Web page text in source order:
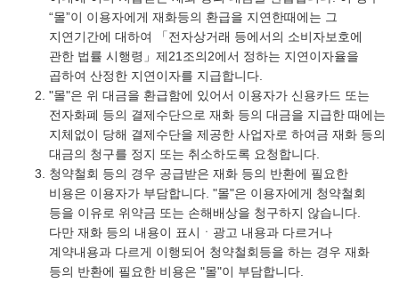
“몰”이 이용자에게 재화등의 환급을 지연한때에는 그
지연기간에 대하여 「전자상거래 등에서의 소비자보호에
관한 법률 시행령」제21조의2에서 정하는 지연이자율을
곱하여 산정한 지연이자를 지급합니다.
"몰"은 위 대금을 환급함에 있어서 이용자가 신용카드 또는
전자화폐 등의 결제수단으로 재화 등의 대금을 지급한 때에는
지체없이 당해 결제수단을 제공한 사업자로 하여금 재화 등의
대금의 청구를 정지 또는 취소하도록 요청합니다.
청약철회 등의 경우 공급받은 재화 등의 반환에 필요한
비용은 이용자가 부담합니다. "몰"은 이용자에게 청약철회
등을 이유로 위약금 또는 손해배상을 청구하지 않습니다.
다만 재화 등의 내용이 표시ㆍ광고 내용과 다르거나
계약내용과 다르게 이행되어 청약철회등을 하는 경우 재화
등의 반환에 필요한 비용은 "몰"이 부담합니다.